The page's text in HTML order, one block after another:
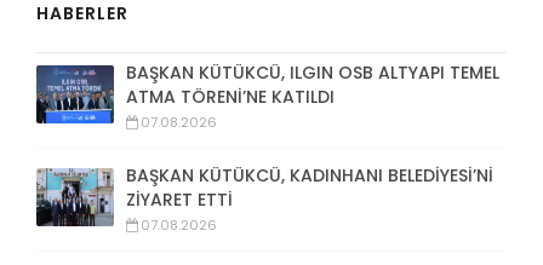
HABERLER
BAŞKAN KÜTÜKCÜ, ILGIN OSB ALTYAPI TEMEL
ATMA TÖRENİ’NE KATILDI
07.08.2026
BAŞKAN KÜTÜKCÜ, KADINHANI BELEDİYESİ’Nİ
ZİYARET ETTİ
07.08.2026